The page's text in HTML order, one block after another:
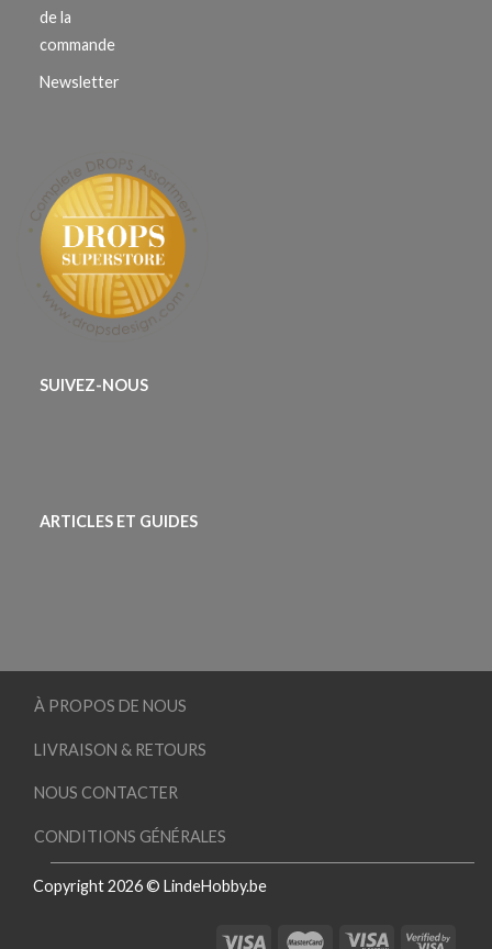
de la
commande
Newsletter
SUIVEZ-NOUS
ARTICLES ET GUIDES
À PROPOS DE NOUS
LIVRAISON & RETOURS
NOUS CONTACTER
CONDITIONS GÉNÉRALES
Copyright 2026 © LindeHobby.be